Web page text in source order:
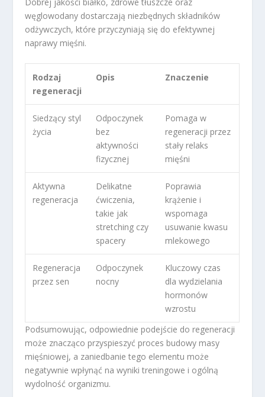
węglowodany dostarczają niezbędnych składników
odżywczych, które przyczyniają się do efektywnej
naprawy mięśni.
Rodzaj
regeneracji
Opis Znaczenie
Siedzący styl
życia
Odpoczynek
bez
aktywności
fizycznej
Pomaga w
regeneracji przez
stały relaks
mięśni
Aktywna
regeneracja
Delikatne
ćwiczenia,
takie jak
stretching czy
spacery
Poprawia
krążenie i
wspomaga
usuwanie kwasu
mlekowego
Regeneracja
przez sen
Odpoczynek
nocny
Kluczowy czas
dla wydzielania
hormonów
wzrostu
Podsumowując, odpowiednie podejście do regeneracji
może znacząco przyspieszyć proces budowy masy
mięśniowej, a zaniedbanie tego elementu może
negatywnie wpłynąć na wyniki treningowe i ogólną
wydolność organizmu.